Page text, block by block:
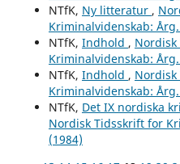
NTfK, Ny litteratur ,
Kriminalvidenskab:
NTfK, Indhold ,
Kriminalvidenskab:
NTfK, Indhold ,
Kriminalvidenskab:
NTfK, Det IX nordiska
Nordisk Tidsskrift for
(1984)